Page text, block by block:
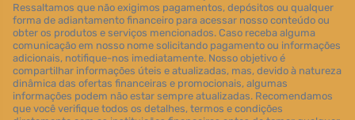
Ressaltamos que não exigimos pagamentos, depósitos ou qualquer
forma de adiantamento financeiro para acessar nosso conteúdo ou
obter os produtos e serviços mencionados. Caso receba alguma
comunicação em nosso nome solicitando pagamento ou informações
adicionais, notifique-nos imediatamente. Nosso objetivo é
compartilhar informações úteis e atualizadas, mas, devido à natureza
dinâmica das ofertas financeiras e promocionais, algumas
informações podem não estar sempre atualizadas. Recomendamos
que você verifique todos os detalhes, termos e condições